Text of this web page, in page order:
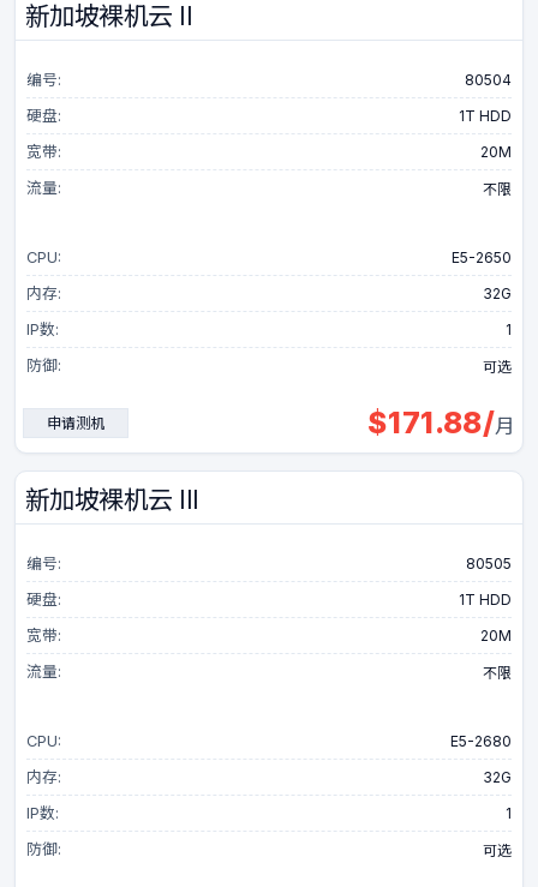
新加坡裸机云 II
编号:
80504
硬盘:
1T HDD
宽带:
20M
流量:
不限
CPU:
E5-2650
内存:
32G
IP数:
1
防御:
可选
申请测机 $171.88/月
新加坡裸机云 III
编号:
80505
硬盘:
1T HDD
宽带:
20M
流量:
不限
CPU:
E5-2680
内存:
32G
IP数:
1
防御:
可选